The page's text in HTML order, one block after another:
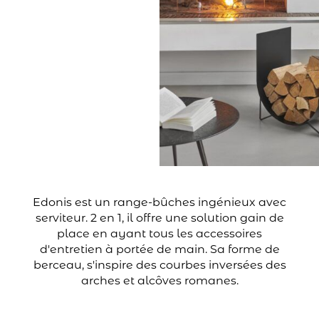
Edonis est un range-bûches ingénieux avec
serviteur. 2 en 1, il offre une solution gain de
place en ayant tous les accessoires
d'entretien à portée de main. Sa forme de
berceau, s'inspire des courbes inversées des
arches et alcôves romanes.